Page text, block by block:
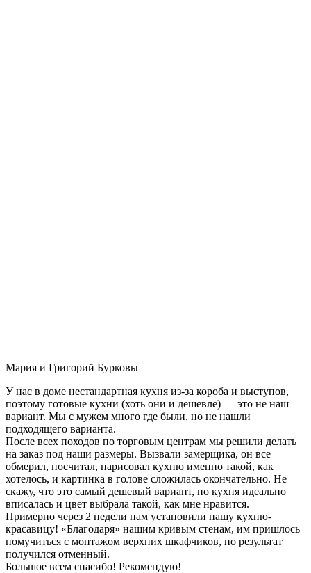
Мария и Григорий Бурковы
У нас в доме нестандартная кухня из-за короба и выступов,
поэтому готовые кухни (хоть они и дешевле) — это не наш
вариант. Мы с мужем много где были, но не нашли
подходящего варианта.
После всех походов по торговым центрам мы решили делать
на заказ под наши размеры. Вызвали замерщика, он все
обмерил, посчитал, нарисовал кухню именно такой, как
хотелось, и картинка в голове сложилась окончательно. Не
скажу, что это самый дешевый вариант, но кухня идеально
вписалась и цвет выбрала такой, как мне нравится.
Примерно через 2 недели нам установили нашу кухню-
красавицу! «Благодаря» нашим кривым стенам, им пришлось
помучиться с монтажом верхних шкафчиков, но результат
получился отменный.
Большое всем спасибо! Рекомендую!